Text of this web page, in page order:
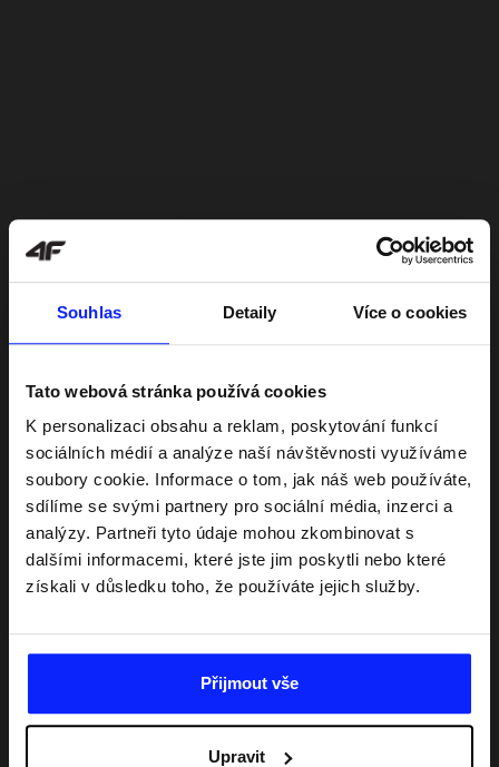
Souhlas Detaily Více o cookies
Tato webová stránka používá cookies
K personalizaci obsahu a reklam, poskytování funkcí
sociálních médií a analýze naší návštěvnosti využíváme
soubory cookie. Informace o tom, jak náš web používáte,
sdílíme se svými partnery pro sociální média, inzerci a
analýzy. Partneři tyto údaje mohou zkombinovat s
dalšími informacemi, které jste jim poskytli nebo které
získali v důsledku toho, že používáte jejich služby.
Přijmout vše
Upravit